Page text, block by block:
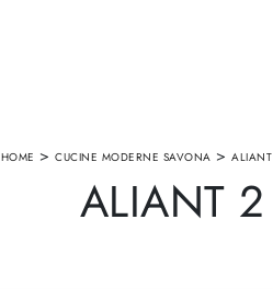
HOME > CUCINE MODERNE SAVONA > ALIANT
ALIANT 2